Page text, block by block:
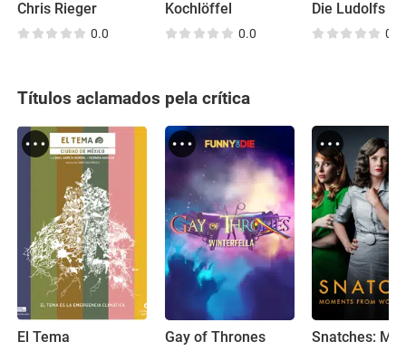
Chris Rieger
0.0
Kochlöffel
0.0 0.0
Títulos aclamados pela crítica
El Tema Gay of Thrones